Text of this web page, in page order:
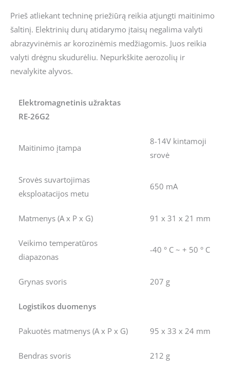
Prieš atliekant techninę priežiūrą reikia atjungti maitinimo
šaltinį. Elektrinių durų atidarymo įtaisų negalima valyti
abrazyvinėmis ar korozinėmis medžiagomis. Juos reikia
valyti drėgnu skudurėliu. Nepurkškite aerozolių ir
nevalykite alyvos.
Elektromagnetinis užraktas
RE-26G2
Maitinimo įtampa
8-14V kintamoji
srovė
Srovės suvartojimas
eksploatacijos metu
650 mA
Matmenys (A x P x G) 91 x 31 x 21 mm
Veikimo temperatūros
diapazonas
-40 ° C ~ + 50 ° C
Grynas svoris 207 g
Logistikos duomenys
Pakuotės matmenys (A x P x G) 95 x 33 x 24 mm
Bendras svoris 212 g